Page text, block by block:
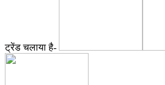
ट्रेंड चलाया है-